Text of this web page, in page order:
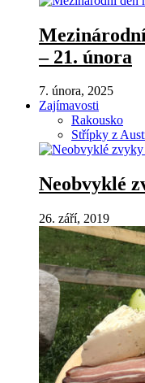
– 21. února
7. února, 2025
Zajímavosti
Rakousko
Střípky z
Neobvyklé
26. září, 2019